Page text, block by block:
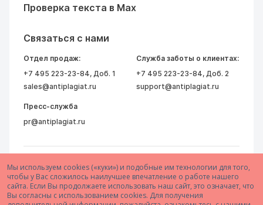
Мы используем cookies («куки») и подобные им технологии для того,
чтобы у Вас сложилось наилучшее впечатление о работе нашего
сайта. Если Вы продолжаете использовать наш сайт, это означает, что
Вы согласны с использованием cookies. Для получения
Проверка текста в Max
Связаться с нами
Отдел продаж:
+7 495 223-23-84, Доб. 1
sales@antiplagiat.ru
Служба заботы о клиентах:
+7 495 223-23-84, Доб. 2
support@antiplagiat.ru
Пресс-служба
pr@antiplagiat.ru